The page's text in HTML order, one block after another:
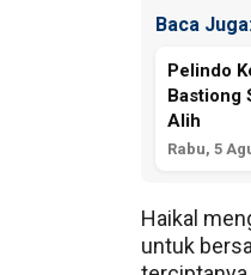
Baca
Pelindo
Bastiong
Alih
Rabu, 5
Haikal
untuk